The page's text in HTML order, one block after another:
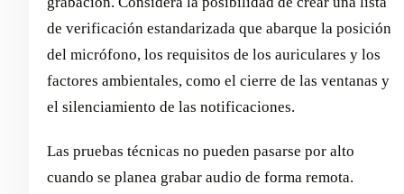
de verificación estandarizada que abarque la posición
del micrófono, los requisitos de los auriculares y los
factores ambientales, como el cierre de las ventanas y
el silenciamiento de las notificaciones.
Las pruebas técnicas no pueden pasarse por alto
cuando se planea grabar audio de forma remota.